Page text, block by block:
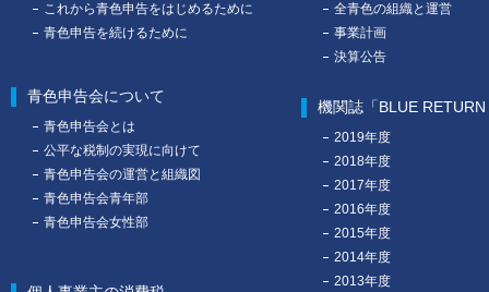
【併せてご確認ください】
●後日、資料の到着を確認する
せ先」の青色申告会よりご連
あります。また、「お問い合
会から入会を勧奨するため、
場合がありますのでご了承く
●入力いただいた個人情報・お
これから青色申告をはじめるために
青色申告を続けるために
青色申告会について
青色申告会とは
公平な税制の実現に向けて
青色申告会の運営と組織図
青色申告会青年部
青色申告会女性部
全青色の組織と運営
事業計画
決算公告
機関誌「BLUE
2019年度
2018年度
2017年度
2016年度
2015年度
2014年度
2013年度